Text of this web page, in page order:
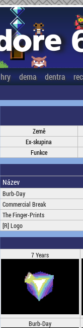
hry dema dentra
Země
Ex-skupina
Funkce
Název
Burb-Day
Commercial Break
The Finger-Prints
[R] Logo
7 Years
Burb-Day